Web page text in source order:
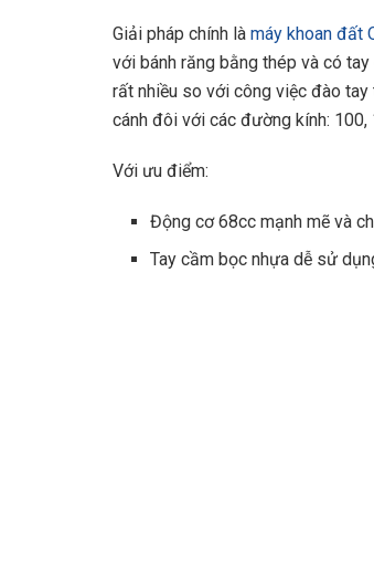
Giải pháp chính là máy khoan đất
với bánh răng bằng thép và có
rất nhiều so với công việc đào
cánh đôi với các đường kính:
Với ưu điểm:
Động cơ 68cc mạnh mẽ và
Tay cầm bọc nhựa dễ sử